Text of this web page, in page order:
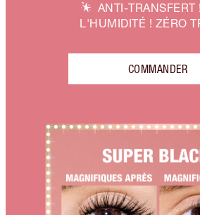
ANTI-TRANSFERT
L'HUMIDITÉ ! ZÉRO
COMMANDER